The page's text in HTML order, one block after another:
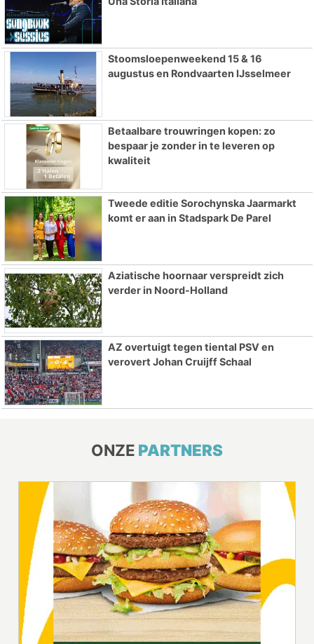
Stoomsloepenweekend 15 & 16
augustus en Rondvaarten IJsselmeer
Betaalbare trouwringen kopen: zo
bespaar je zonder in te leveren op
kwaliteit
Tweede editie Sorochynska Jaarmarkt
komt er aan in Stadspark De Parel
Aziatische hoornaar verspreidt zich
verder in Noord-Holland
AZ overtuigt tegen tiental PSV en
verovert Johan Cruijff Schaal
ONZE PARTNERS